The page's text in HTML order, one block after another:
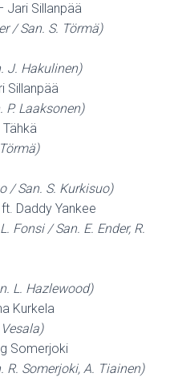
Jari Sillanpää
/ San. S. Törmä)
J. Hakulinen)
Sillanpää
P. Laaksonen)
Tähkä
/ San. S. Kurkisuo)
Daddy Yankee
Fonsi / San. E. Ender, R.
L. Hazlewood)
Kurkela
Somerjoki
R. Somerjoki, A. Tiainen)